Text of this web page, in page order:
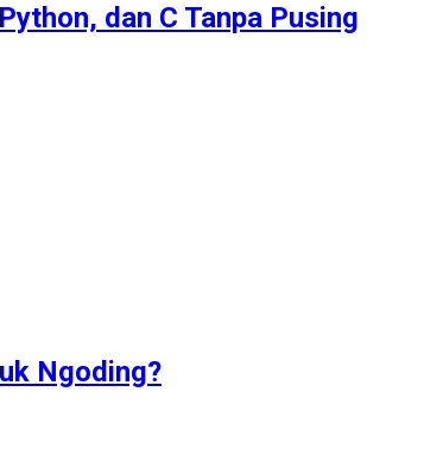
dan C Tanpa Pusing
Ngoding?